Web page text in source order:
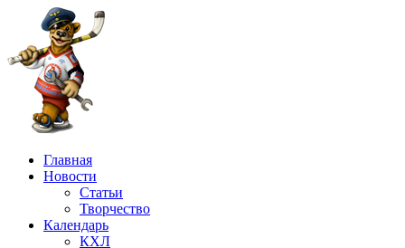
Главная
Новости
Статьи
Творчество
Календарь
КХЛ